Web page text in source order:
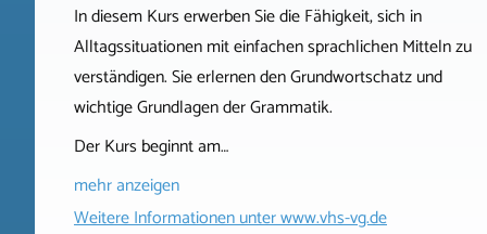
In diesem Kurs erwerben Sie die Fähigkeit, sich in
Alltagssituationen mit einfachen sprachlichen Mitteln zu
verständigen. Sie erlernen den Grundwortschatz und
wichtige Grundlagen der Grammatik.
Der Kurs beginnt am…
mehr anzeigen
Weitere Informationen unterwww.vhs-vg.de